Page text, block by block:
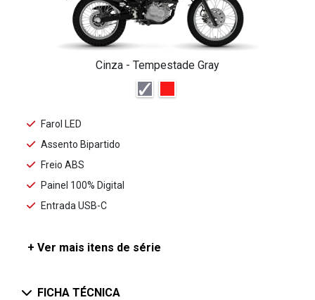
Cinza - Tempestade Gray
Farol LED
Assento Bipartido
Freio ABS
Painel 100% Digital
Entrada USB-C
+ Ver mais itens de série
FICHA TÉCNICA